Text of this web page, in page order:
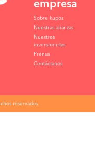
empresa
Sobre kupos
Nuestras alianzas
Nuestros
inversionistas
Prensa
Contáctanos
reservados.